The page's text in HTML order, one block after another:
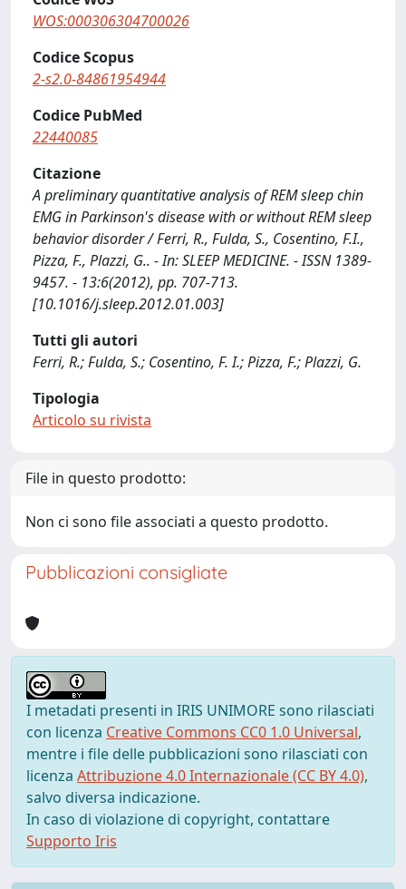
WOS:000306304700026
Codice Scopus
2-s2.0-84861954944
Codice PubMed
22440085
Citazione
A preliminary quantitative analysis of REM sleep chin
EMG in Parkinson's disease with or without REM sleep
behavior disorder / Ferri, R., Fulda, S., Cosentino, F.I.,
Pizza, F., Plazzi, G.. - In: SLEEP MEDICINE. - ISSN 1389-
9457. - 13:6(2012), pp. 707-713.
[10.1016/j.sleep.2012.01.003]
Tutti gli autori
Ferri, R.; Fulda, S.; Cosentino, F. I.; Pizza, F.; Plazzi, G.
Tipologia
Articolo su rivista
File in questo prodotto:
Non ci sono file associati a questo prodotto.
Pubblicazioni consigliate
I metadati presenti in IRIS UNIMORE sono rilasciati
con licenza Creative Commons CC0 1.0 Universal,
mentre i file delle pubblicazioni sono rilasciati con
licenza Attribuzione 4.0 Internazionale (CC BY 4.0),
salvo diversa indicazione.
In caso di violazione di copyright, contattare
Supporto Iris